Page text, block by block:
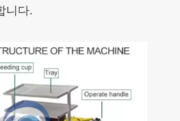
니다.